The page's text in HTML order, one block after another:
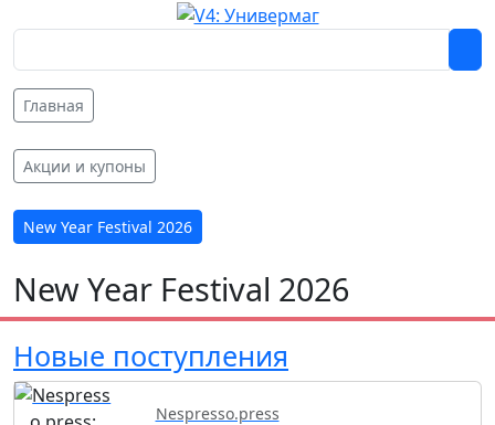
Главная
Акции и купоны
New Year Festival 2026
New Year Festival 2026
Новые поступления
Nespresso.press